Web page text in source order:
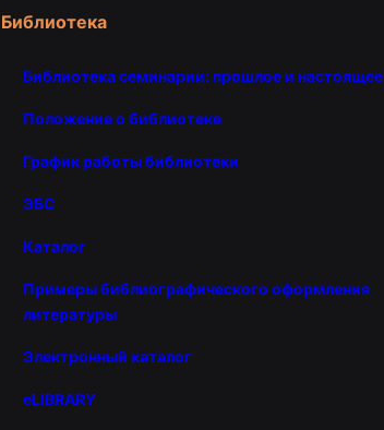
Библиотека
Библиотека семинарии: прошлое и настоящее
Положение о библиотеке
График работы библиотеки
ЭБС
Каталог
Примеры библиографического оформления
литературы
Электронный каталог
eLIBRARY